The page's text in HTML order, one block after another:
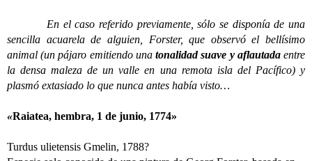
En el caso referido previamente, sólo se disponía de una
sencilla acuarela de alguien, Forster, que observó el bellísimo
animal (un pájaro emitiendo unatonalidad suave y aflautada entre
la densa maleza de un valle en una remota isla del Pacífico) y
plasmó extasiado lo que nunca antes había visto…
«Raiatea, hembra, 1 de junio, 1774»
Turdus ulietensis Gmelin, 1788?